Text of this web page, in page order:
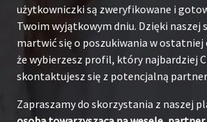
użytkowniczki są zweryfikowane i
Twoim wyjątkowym dniu. Dzięki naszej
martwić się o poszukiwania w ostatniej
że wybierzesz profil, który najbardziej
skontaktujesz się z potencjalną
Zapraszamy do skorzystania z naszej